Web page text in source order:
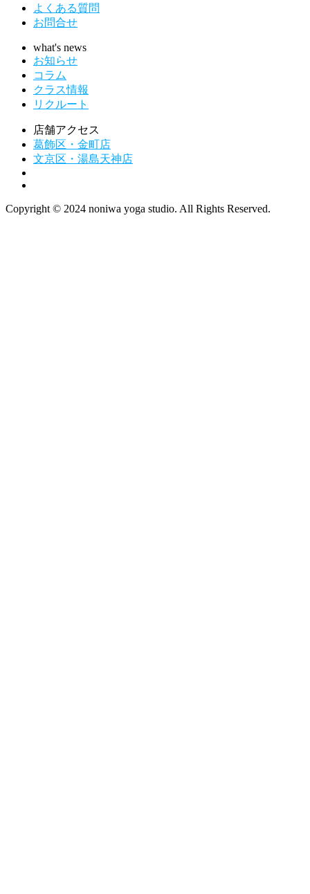
よくある質問
お問合せ
what's news
お知らせ
コラム
クラス情報
リクルート
店舗アクセス
葛飾区・金町店
文京区・湯島天神店
Copyright © 2024 noniwa yoga studio. All Rights Reserved.